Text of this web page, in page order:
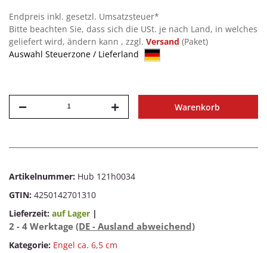
Endpreis inkl. gesetzl. Umsatzsteuer*
Bitte beachten Sie, dass sich die USt. je nach Land, in welches
geliefert wird, ändern kann , zzgl. Versand (Paket)
Auswahl Steuerzone / Lieferland
Warenkorb
Artikelnummer: Hub 121h0034
GTIN: 4250142701310
Lieferzeit: auf Lager |
2 - 4 Werktage (DE - Ausland abweichend)
Kategorie: Engel ca. 6,5 cm